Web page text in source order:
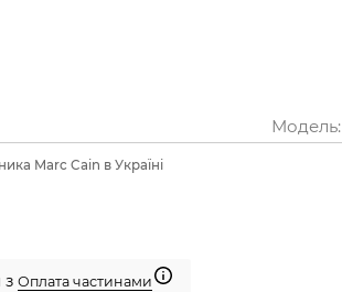
Модель:
Marc Cain в Україні
з Оплата частинами